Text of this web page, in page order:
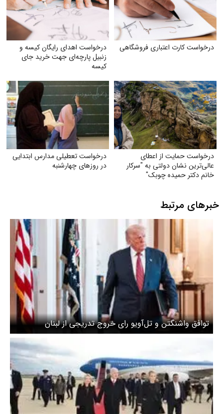
درخواست کارت اعتباری فروشگاهی
درخواست اهدای رایگان کیسه و
زنبیل پارچه‌ای جهت خرید جای
کیسه‌
درخواست حمایت از اعطای
عالی‌ترین نشان دولتی به "سرکار
خانم دکتر حمیده چوبک"
درخواست تعطیلی مدارس ابتدایی
در روزهای چهارشنبه
خبرهای مرتبط
توافق واشنگتن و تل‌آویو رای خروج تدریجی از لبنان